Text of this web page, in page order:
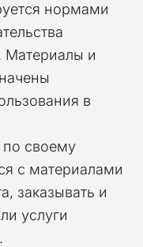
нормами
Материалы и
в
по своему
с материалами
заказывать и
услуги